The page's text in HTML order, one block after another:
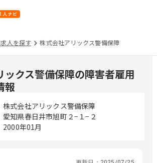
人を探す 株式会社アリックス警備保障
ックス警備保障の障害者雇用
報
株式会社アリックス警備保障
愛知県春日井市旭町２−１−２
2000年01月